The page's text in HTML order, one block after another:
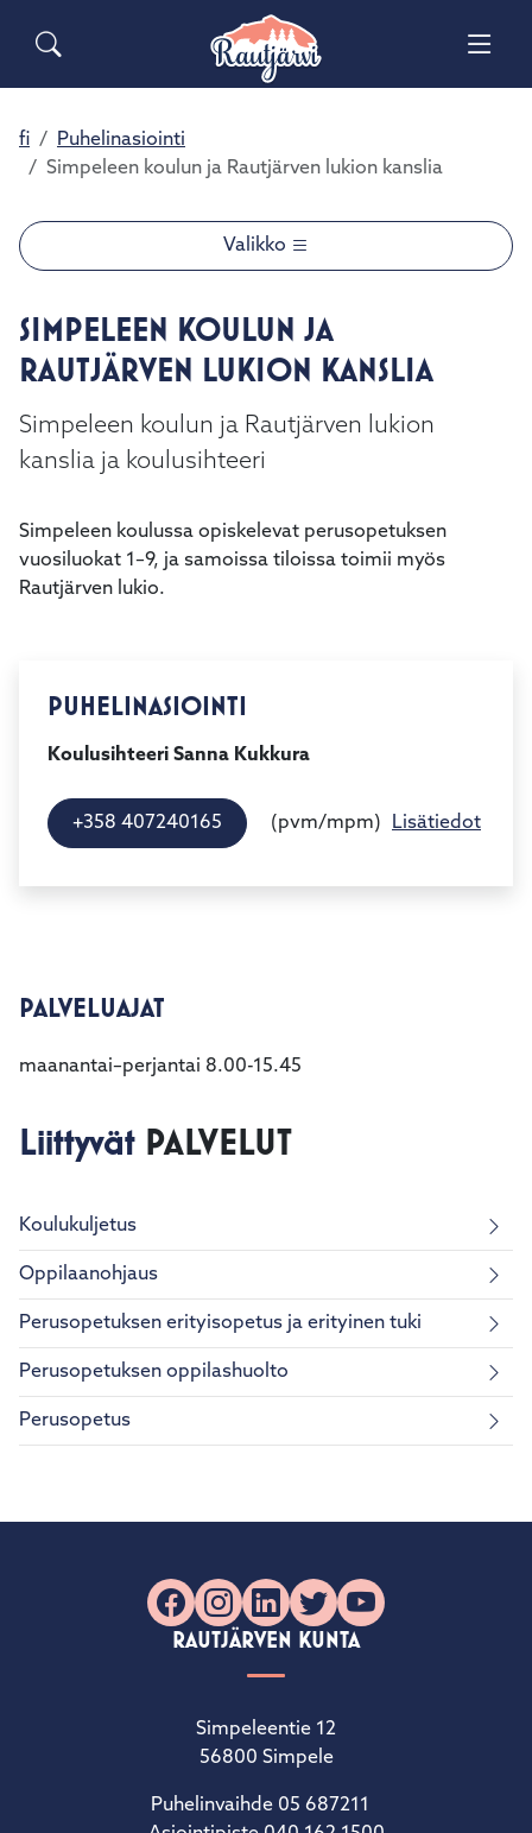
Siirry pääsisältöön Siirry päävalikkoon
Sähköiset lomakkeet
Haku
Asuminen ja ympäristö
Opetus ja kasvatus
Kulttuuri ja vapaa-aika
Kunta ja päätöksenteko
Elinvoima ja työ
fi
Puhelinasiointi
Simpeleen koulun ja Rautjärven lukion kanslia
Valikko
SIMPELEEN KOULUN JA
RAUTJÄRVEN LUKION KANSLIA
Simpeleen koulun ja Rautjärven lukion
kanslia ja koulusihteeri
Simpeleen koulussa opiskelevat perusopetuksen
vuosiluokat 1–9, ja samoissa tiloissa toimii myös
Rautjärven lukio.
PUHELINASIOINTI
Koulusihteeri Sanna Kukkura
+358 407240165 (pvm/mpm) Lisätiedot
PALVELUAJAT
maanantai–perjantai 8.00-15.45
Liittyvät PALVELUT
Koulukuljetus
Oppilaanohjaus
Perusopetuksen erityisopetus ja erityinen tuki
Perusopetuksen oppilashuolto
Perusopetus
Facebook
Instagram
LinkedIn
X YouTube
RAUTJÄRVEN KUNTA
Simpeleentie 12
56800 Simpele
Puhelinvaihde 05 687211